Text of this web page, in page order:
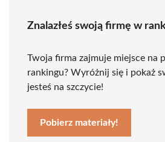
Znalazłeś swoją firmę w
Twoja firma zajmuje miejsce na
rankingu? Wyróżnij się i pokaż
jesteś na szczycie!
Pobierz materiały!